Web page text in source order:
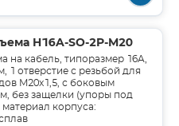
H16A-SO-2P-M20
на кабель, типоразмер 16A,
1 отверстие с резьбой для
M20x1,5, с боковым
без защелки (упоры под
корпуса: